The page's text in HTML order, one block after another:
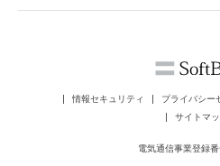
情報セキュリティ プライバシー
サイトマ
電気通信事業登録